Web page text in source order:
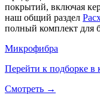
покрытий, включая
наш общий раздел
полный комплект для
Микрофибра
Перейти к подборке в
Смотреть →